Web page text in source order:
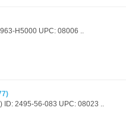
H5000 UPC: 08006 ..
ID: 2495-56-083 UPC: 08023 ..